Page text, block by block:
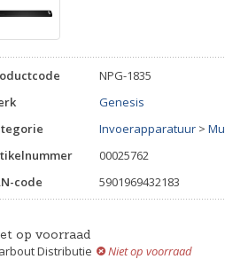
NPG-1835
Genesis
Invoerapparatuur >
00025762
code
5901969432183
op voorraad
Distributie
Niet op voorraad